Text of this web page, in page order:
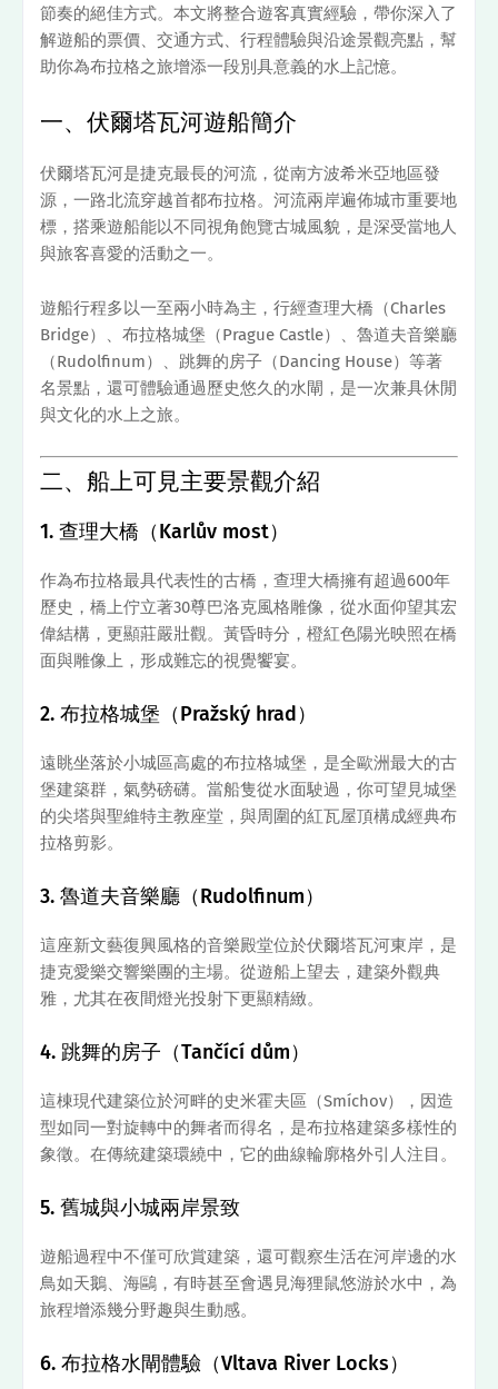
節奏的絕佳方式。本文將整合遊客真實經驗，帶你深入了
解遊船的票價、交通方式、行程體驗與沿途景觀亮點，幫
助你為布拉格之旅增添一段別具意義的水上記憶。
一、伏爾塔瓦河遊船簡介
伏爾塔瓦河是捷克最長的河流，從南方波希米亞地區發
源，一路北流穿越首都布拉格。河流兩岸遍佈城市重要地
標，搭乘遊船能以不同視角飽覽古城風貌，是深受當地人
與旅客喜愛的活動之一。
遊船行程多以一至兩小時為主，行經查理大橋（Charles
Bridge）、布拉格城堡（Prague Castle）、魯道夫音樂廳
（Rudolfinum）、跳舞的房子（Dancing House）等著
名景點，還可體驗通過歷史悠久的水閘，是一次兼具休閒
與文化的水上之旅。
二、船上可見主要景觀介紹
1. 查理大橋（Karlův most）
作為布拉格最具代表性的古橋，查理大橋擁有超過600年
歷史，橋上佇立著30尊巴洛克風格雕像，從水面仰望其宏
偉結構，更顯莊嚴壯觀。黃昏時分，橙紅色陽光映照在橋
面與雕像上，形成難忘的視覺饗宴。
2. 布拉格城堡（Pražský hrad）
遠眺坐落於小城區高處的布拉格城堡，是全歐洲最大的古
堡建築群，氣勢磅礴。當船隻從水面駛過，你可望見城堡
的尖塔與聖維特主教座堂，與周圍的紅瓦屋頂構成經典布
拉格剪影。
3. 魯道夫音樂廳（Rudolfinum）
這座新文藝復興風格的音樂殿堂位於伏爾塔瓦河東岸，是
捷克愛樂交響樂團的主場。從遊船上望去，建築外觀典
雅，尤其在夜間燈光投射下更顯精緻。
4. 跳舞的房子（Tančící dům）
這棟現代建築位於河畔的史米霍夫區（Smíchov），因造
型如同一對旋轉中的舞者而得名，是布拉格建築多樣性的
象徵。在傳統建築環繞中，它的曲線輪廓格外引人注目。
5. 舊城與小城兩岸景致
遊船過程中不僅可欣賞建築，還可觀察生活在河岸邊的水
鳥如天鵝、海鷗，有時甚至會遇見海狸鼠悠游於水中，為
旅程增添幾分野趣與生動感。
6. 布拉格水閘體驗（Vltava River Locks）